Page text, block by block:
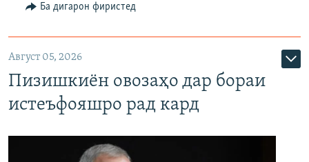
Ба дигарон фиристед
Август 05, 2026
Пизишкиён овозаҳо дар бораи
истеъфояшро рад кард